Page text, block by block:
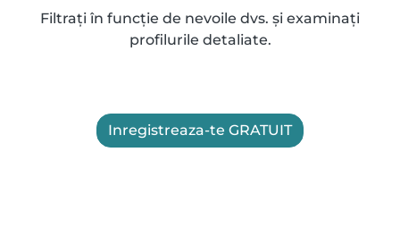
Filtrați în funcție de nevoile dvs. și examinați
profilurile detaliate.
Inregistreaza-te GRATUIT